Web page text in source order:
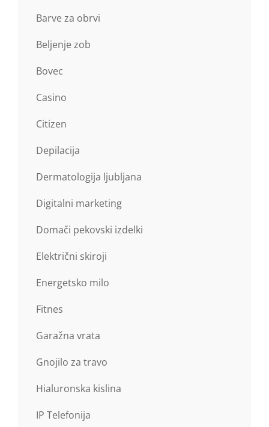
Barve za obrvi
Beljenje zob
Bovec
Casino
Citizen
Depilacija
Dermatologija ljubljana
Digitalni marketing
Domači pekovski izdelki
Električni skiroji
Energetsko milo
Fitnes
Garažna vrata
Gnojilo za travo
Hialuronska kislina
IP Telefonija